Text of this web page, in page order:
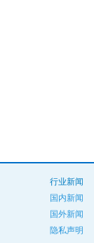
行业新闻
国内新闻
国外新闻
隐私声明